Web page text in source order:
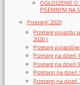
OGŁOSZENIE O
PISEMNYM NA
Przetargi 2020
Przetarg pojazdu
2020 r
Przetarg
Przetarg na dzień
Przetarg na dzień
Przetargi na dzień
Przetargi na dzień